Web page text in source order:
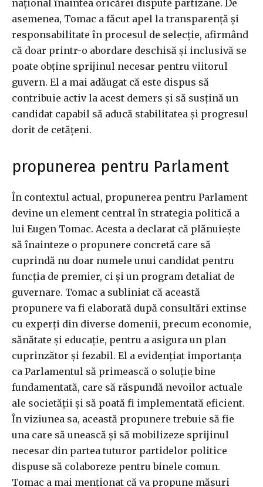
național înaintea oricărei dispute partizane. De
asemenea, Tomac a făcut apel la transparență și
responsabilitate în procesul de selecție, afirmând
că doar printr-o abordare deschisă și inclusivă se
poate obține sprijinul necesar pentru viitorul
guvern. El a mai adăugat că este dispus să
contribuie activ la acest demers și să susțină un
candidat capabil să aducă stabilitatea și progresul
dorit de cetățeni.
propunerea pentru Parlament
În contextul actual, propunerea pentru Parlament
devine un element central în strategia politică a
lui Eugen Tomac. Acesta a declarat că plănuiește
să înainteze o propunere concretă care să
cuprindă nu doar numele unui candidat pentru
funcția de premier, ci și un program detaliat de
guvernare. Tomac a subliniat că această
propunere va fi elaborată după consultări extinse
cu experți din diverse domenii, precum economie,
sănătate și educație, pentru a asigura un plan
cuprinzător și fezabil. El a evidențiat importanța
ca Parlamentul să primească o soluție bine
fundamentată, care să răspundă nevoilor actuale
ale societății și să poată fi implementată eficient.
În viziunea sa, această propunere trebuie să fie
una care să unească și să mobilizeze sprijinul
necesar din partea tuturor partidelor politice
dispuse să colaboreze pentru binele comun.
Tomac a mai menționat că va propune măsuri